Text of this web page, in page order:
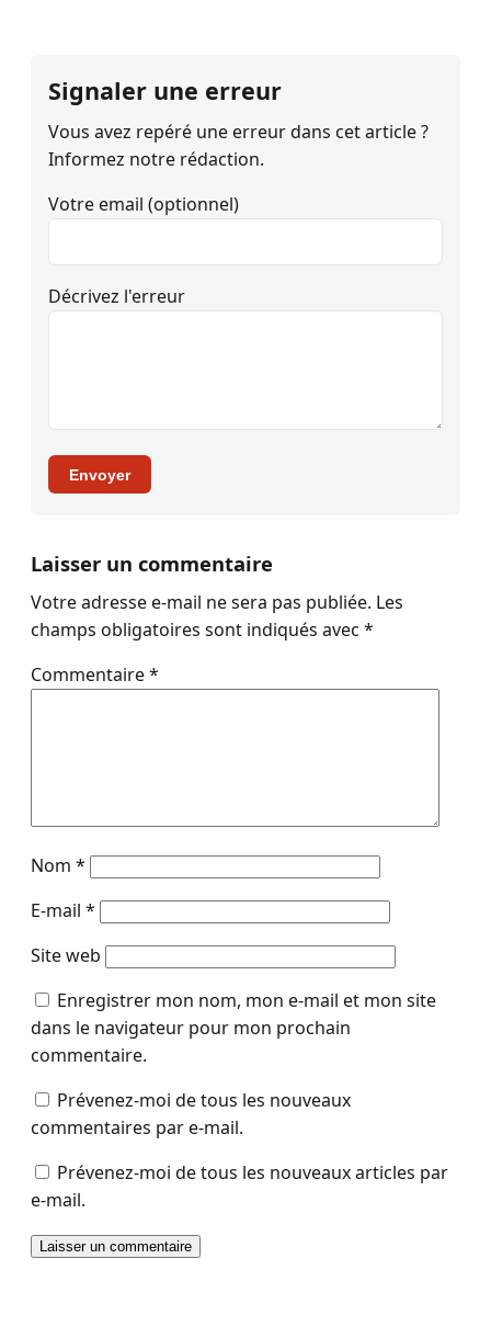
Signaler une erreur
Vous avez repéré une erreur dans cet article ?
Informez notre rédaction.
Votre email (optionnel)
Décrivez l'erreur
Envoyer
Laisser un commentaire
Votre adresse e-mail ne sera pas publiée. Les
champs obligatoires sont indiqués avec *
Commentaire*
Nom *
E-mail *
Site web
Enregistrer mon nom, mon e-mail et mon site
dans le navigateur pour mon prochain
commentaire.
Prévenez-moi de tous les nouveaux
commentaires par e-mail.
Prévenez-moi de tous les nouveaux articles par
e-mail.